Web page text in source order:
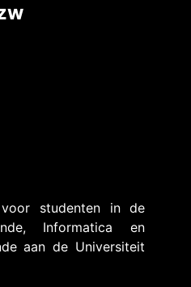
studenten in de
Informatica en
aan de Universiteit